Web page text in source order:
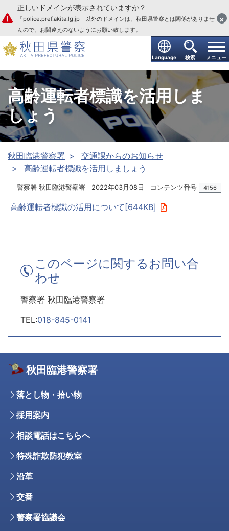
本文へ
Language 検索 メニュー
正しいドメインが表示されていますか？
「police.pref.akita.lg.jp」以外のドメインは、秋田県警察とは関係がありませ
んので、お間違えのないようにお願い致します。
×
高齢運転者標識を活用しま
しょう
秋田臨港警察署
交通課からのお知らせ
高齢運転者標識を活用しましょう
警察署 秋田臨港警察署 2022年03月08日 コンテンツ番号 4156
高齢運転者標識の活用について[644KB]
このページに関するお問い合
わせ
警察署 秋田臨港警察署
TEL:018-845-0141
秋田臨港警察署
落とし物・拾い物
採用案内
相談電話はこちらへ
特殊詐欺防犯教室
沿革
交番
警察署協議会